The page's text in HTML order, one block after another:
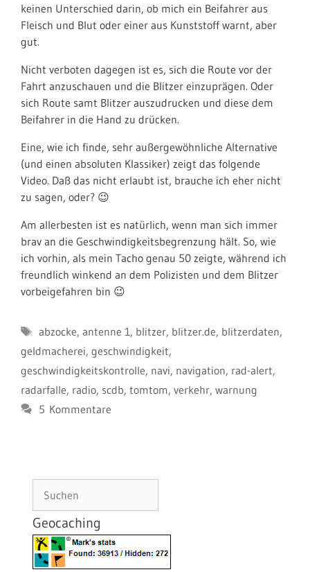
keinen Unterschied darin, ob mich ein Beifahrer aus
Fleisch und Blut oder einer aus Kunststoff warnt, aber
gut.
Nicht verboten dagegen ist es, sich die Route vor der
Fahrt anzuschauen und die Blitzer einzuprägen. Oder
sich Route samt Blitzer auszudrucken und diese dem
Beifahrer in die Hand zu drücken.
Eine, wie ich finde, sehr außergewöhnliche Alternative
(und einen absoluten Klassiker) zeigt das folgende
Video. Daß das nicht erlaubt ist, brauche ich eher nicht
zu sagen, oder? 😉
Am allerbesten ist es natürlich, wenn man sich immer
brav an die Geschwindigkeitsbegrenzung hält. So, wie
ich vorhin, als mein Tacho genau 50 zeigte, während ich
freundlich winkend an dem Polizisten und dem Blitzer
vorbeigefahren bin 😉
Schlagwörter
abzocke, antenne 1, blitzer, blitzer.de, blitzerdaten,
geldmacherei, geschwindigkeit,
geschwindigkeitskontrolle, navi, navigation, rad-alert,
radarfalle, radio, scdb, tomtom, verkehr, warnung
5 Kommentare
Geocaching